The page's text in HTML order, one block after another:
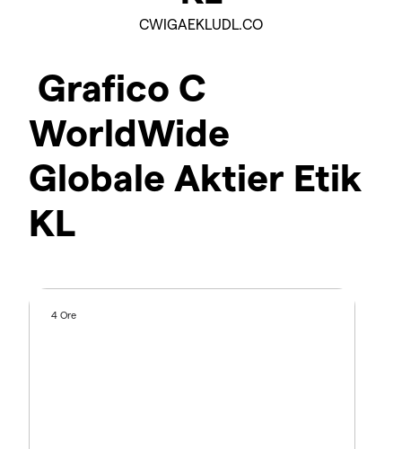
CWIGAEKLUDL.CO
Grafico C
WorldWide
Globale Aktier Etik
KL
4 Ore